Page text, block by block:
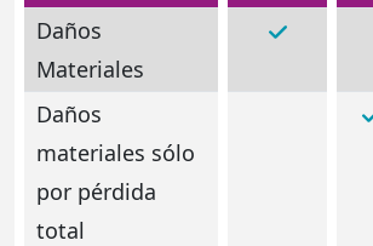
Daños
Materiales
Daños
materiales sólo
por pérdida
total